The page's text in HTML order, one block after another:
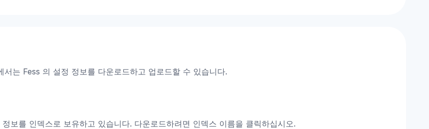
서는 Fess 의 설정 정보를 다운로드하고 업로드할 수 있습니다.
보를 인덱스로 보유하고 있습니다. 다운로드하려면 인덱스 이름을 클릭하십시오.